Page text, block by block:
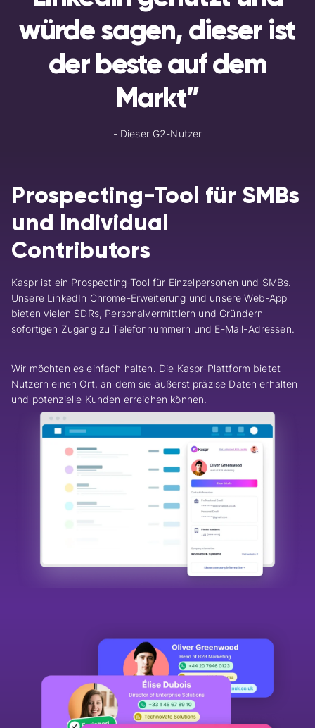
würde sagen, dieser ist
der beste auf dem
Markt”
- Dieser G2-Nutzer
Prospecting-Tool für SMBs
und Individual
Contributors
Kaspr ist ein Prospecting-Tool für Einzelpersonen und SMBs.
Unsere LinkedIn Chrome-Erweiterung und unsere Web-App
bieten vielen SDRs, Personalvermittlern und Gründern
sofortigen Zugang zu Telefonnummern und E-Mail-Adressen.
Wir möchten es einfach halten. Die Kaspr-Plattform bietet
Nutzern einen Ort, an dem sie äußerst präzise Daten erhalten
und potenzielle Kunden erreichen können.